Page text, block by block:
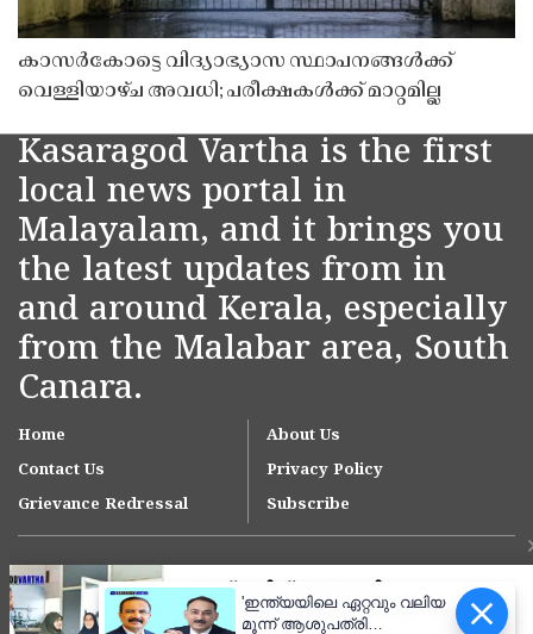
കാസർകോട്ടെ വിദ്യാഭ്യാസ സ്ഥാപനങ്ങൾക്ക്
വെള്ളിയാഴ്ച അവധി; പരീക്ഷകൾക്ക് മാറ്റമില്ല
Kasaragod Vartha is the first
local news portal in
Malayalam, and it brings you
the latest updates from in
and around Kerala, especially
from the Malabar area, South
Canara.
Home
About Us
Contact Us
Privacy Policy
Grievance Redressal
Subscribe
'ഇന്ത്യയിലെ ഏറ്റവും വലിയ
മൂന്ന് ആശുപത്രി